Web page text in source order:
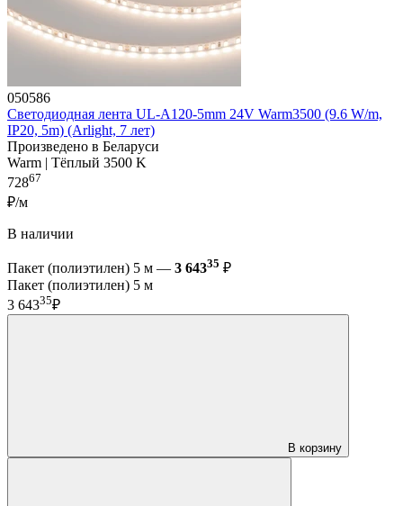
050586
Светодиодная лента UL-A120-5mm 24V Warm3500 (9.6 W/m,
IP20, 5m) (Arlight, 7 лет)
Произведено в Беларуси
Warm | Тёплый 3500 K
72867
₽/м
В наличии
Пакет (полиэтилен) 5 м — 3 64335 ₽
Пакет (полиэтилен) 5 м
3 64335₽
В корзину